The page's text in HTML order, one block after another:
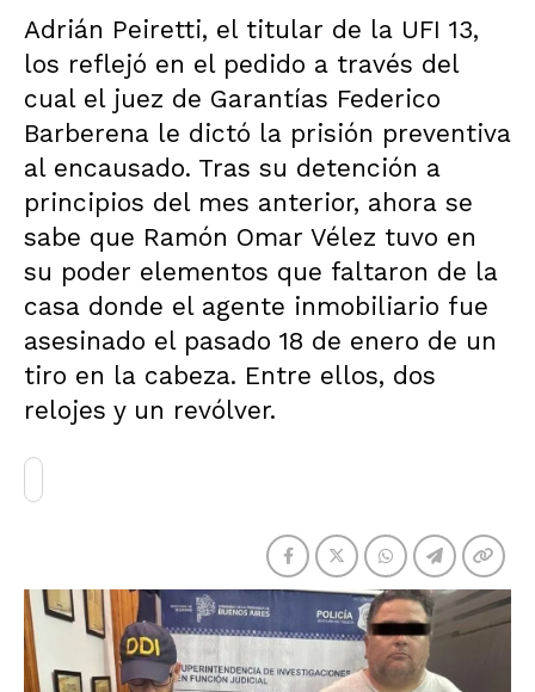
Adrián Peiretti, el titular de la UFI 13,
los reflejó en el pedido a través del
cual el juez de Garantías Federico
Barberena le dictó la prisión preventiva
al encausado. Tras su detención a
principios del mes anterior, ahora se
sabe que Ramón Omar Vélez tuvo en
su poder elementos que faltaron de la
casa donde el agente inmobiliario fue
asesinado el pasado 18 de enero de un
tiro en la cabeza. Entre ellos, dos
relojes y un revólver.